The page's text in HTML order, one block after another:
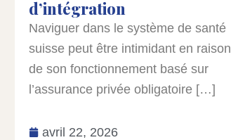
d’intégration
Naviguer dans le système de santé
suisse peut être intimidant en raison
de son fonctionnement basé sur
l’assurance privée obligatoire […]
avril 22, 2026